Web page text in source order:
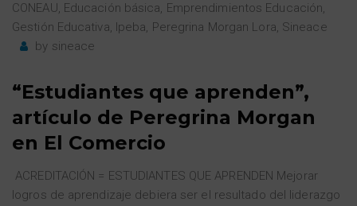
CONEAU, Educación básica, Emprendimientos Educación,
Gestión Educativa, Ipeba, Peregrina Morgan Lora, Sineace
by sineace
“Estudiantes que aprenden”,
artículo de Peregrina Morgan
en El Comercio
ACREDITACIÓN = ESTUDIANTES QUE APRENDEN Mejorar
logros de aprendizaje debiera ser el resultado del liderazgo